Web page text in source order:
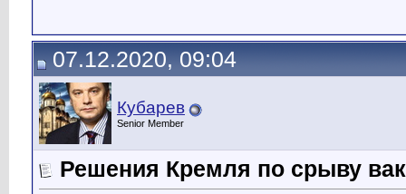
07.12.2020, 09:04
Кубарев
Senior Member
Решения Кремля по срыву